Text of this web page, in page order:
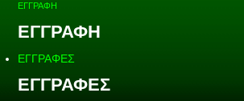
ΕΓΓΡΑΦΗ
ΕΓΓΡΑΦΗ
ΕΓΓΡΑΦΕΣ
ΕΓΓΡΑΦΕΣ